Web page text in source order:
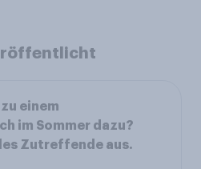
einem
im Sommer dazu?
Zutreffende aus.